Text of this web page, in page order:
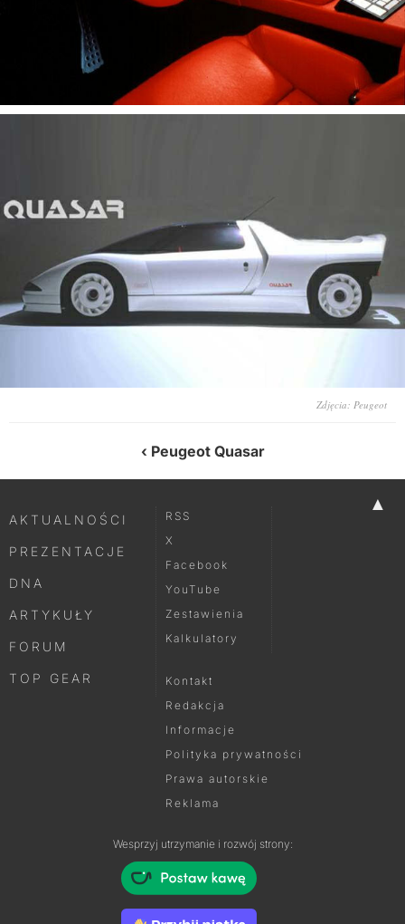
Zdjęcia: Peugeot
Peugeot Quasar
▲
AKTUALNOŚCI
PREZENTACJE
DNA
ARTYKUŁY
FORUM
TOP GEAR
RSS
X
Facebook
YouTube
Zestawienia
Kalkulatory
Kontakt
Redakcja
Informacje
Polityka prywatności
Prawa autorskie
Reklama
Wesprzyj utrzymanie i rozwój strony: